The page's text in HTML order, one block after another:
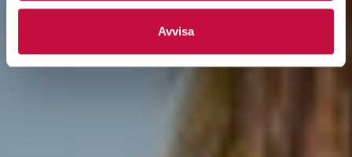
Avvisa